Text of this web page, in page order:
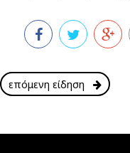
επόμενη είδηση